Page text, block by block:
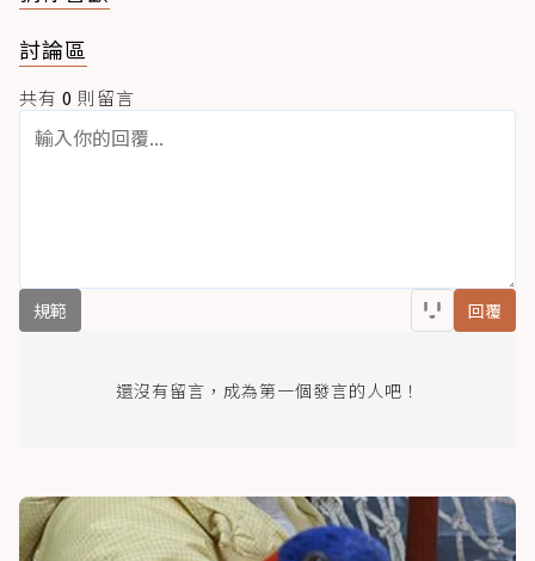
討論區
共有 0 則留言
規範 回覆
還沒有留言，成為第一個發言的人吧！